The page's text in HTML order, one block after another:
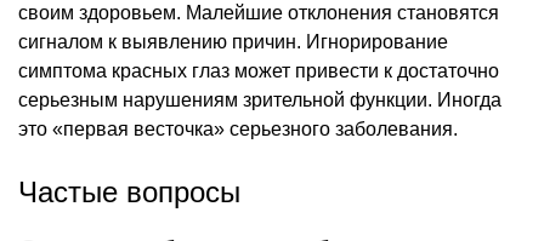
своим здоровьем. Малейшие отклонения становятся
сигналом к выявлению причин. Игнорирование
симптома красных глаз может привести к достаточно
серьезным нарушениям зрительной функции. Иногда
это «первая весточка» серьезного заболевания.
Частые вопросы